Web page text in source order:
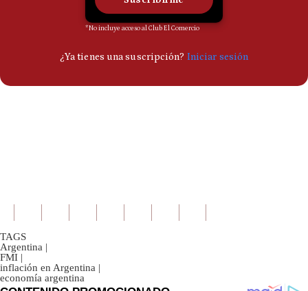
TAGS
Argentina |
FMI |
inflación en Argentina |
economía argentina